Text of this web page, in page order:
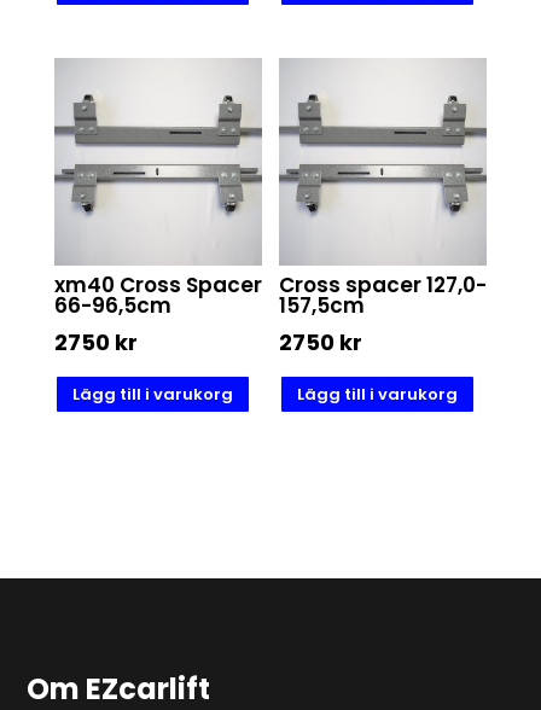
xm40 Cross Spacer
66-96,5cm
2750 kr
Lägg till i varukorg
Cross spacer 127,0-
157,5cm
2750 kr
Lägg till i varukorg
Om EZcarlift